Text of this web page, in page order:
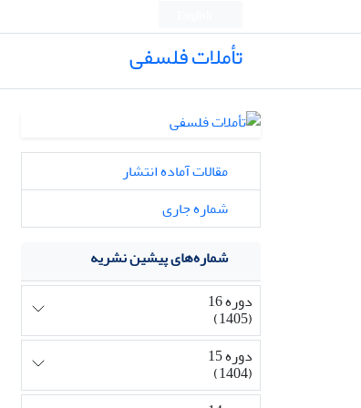
تأملات فلسفی
مقالات آماده انتشار
شماره جاری
شماره‌های پیشین نشریه
دوره 16
(1405)
دوره 15
(1404)